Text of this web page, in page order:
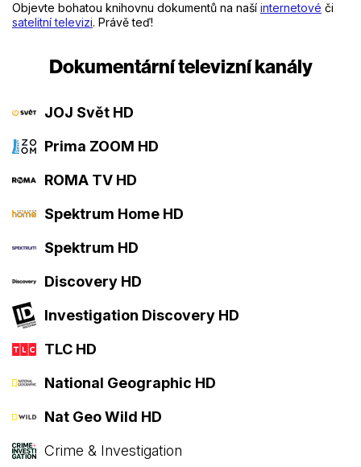
Objevte bohatou knihovnu dokumentů na naší internetové či
satelitní televizi. Právě teď!
Dokumentární televizní kanály
JOJ Svět HD
Prima ZOOM HD
ROMA TV HD
Spektrum Home HD
Spektrum HD
Discovery HD
Investigation Discovery HD
TLC HD
National Geographic HD
Nat Geo Wild HD
Crime & Investigation